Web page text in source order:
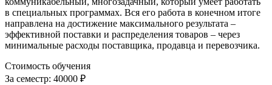
в специальных программах. Вся его работа в конечном итоге
направлена на достижение максимального результата –
эффективной поставки и распределения товаров – через
минимальные расходы поставщика, продавца и перевозчика.
Стоимость обучения
За семестр: 40000 ₽